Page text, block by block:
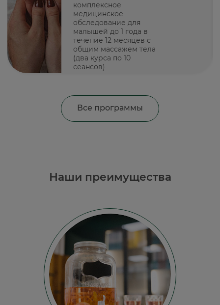
комплексное
медицинское
обследование для
малышей до 1 года в
течение 12 месяцев с
общим массажем тела
(два курса по 10
сеансов)
Все программы
Наши преимущества